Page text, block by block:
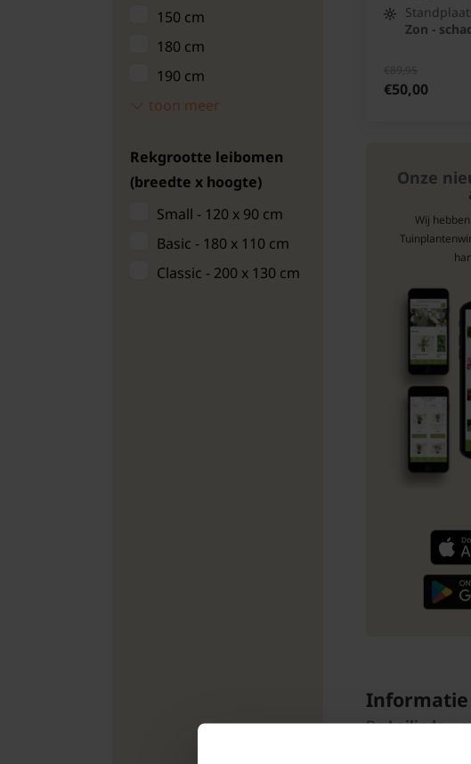
150 cm
180 cm
190 cm
200 cm
220 cm
toon meer
Rekgrootte leibomen
(breedte x hoogte)
Small - 120 x 90 cm
Basic - 180 x 110 cm
Classic - 200 x 130 cm
Zon -
€50,00
Onze
Wij
DeLeilinde